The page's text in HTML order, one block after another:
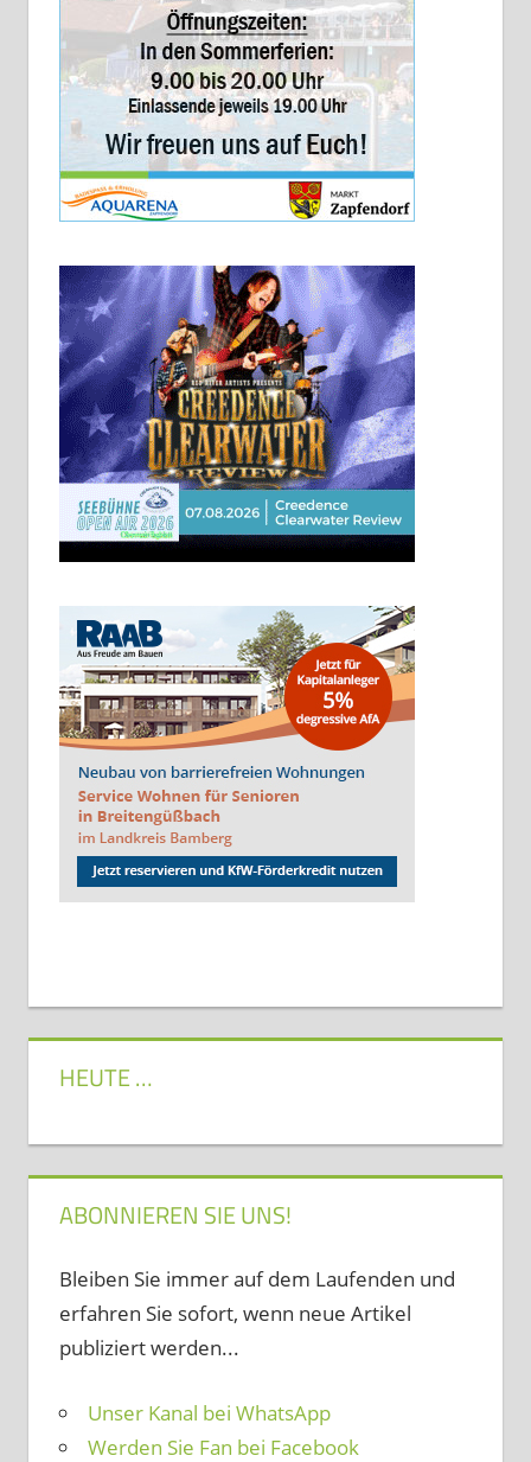
HEUTE …
ABONNIEREN SIE UNS!
Bleiben Sie immer auf dem Laufenden und
erfahren Sie sofort, wenn neue Artikel
publiziert werden...
Unser Kanal bei WhatsApp
Werden Sie Fan bei Facebook